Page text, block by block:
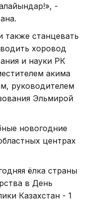
-
также станцевать
хоровод
и науки РК
акима
руководителем
Эльмирой
новогодние
центрах
ёлка страны
в День
Казахстан - 1